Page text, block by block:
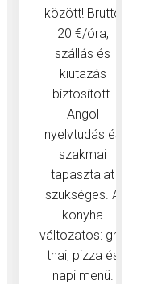
között! Bruttó
20 €/óra,
szállás és
kiutazás
biztosított.
Angol
nyelvtudás és
szakmai
tapasztalat
szükséges. A
konyha
változatos: grill,
thai, pizza és
napi menü.